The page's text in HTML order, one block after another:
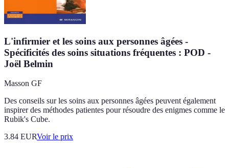
L'infirmier et les soins aux personnes âgées -
Spécificités des soins situations fréquentes : POD -
Joël Belmin
Masson GF
Des conseils sur les soins aux personnes âgées peuvent également
inspirer des méthodes patientes pour résoudre des enigmes comme le
Rubik's Cube.
3.84 EURVoir le prix